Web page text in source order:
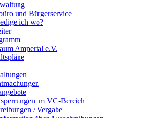
und Bürgerservice
ich wo?
Ampertal e.V.
im VG-Bereich
/ Vergabe